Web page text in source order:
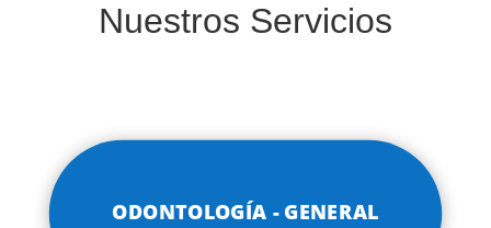
Nuestros Servicios
ODONTOLOGÍA - GENERAL